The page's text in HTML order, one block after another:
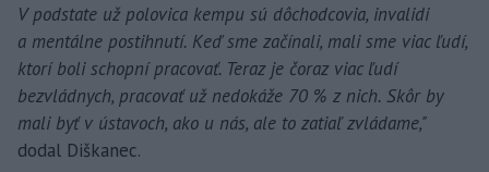
V podstate už polovica kempu sú dôchodcovia, invalidi
a mentálne postihnutí. Keď sme začínali, mali sme viac ľudí,
ktorí boli schopní pracovať. Teraz je čoraz viac ľudí
bezvládnych, pracovať už nedokáže 70 % z nich. Skôr by
mali byť v ústavoch, ako u nás, ale to zatiaľ zvládame,"
dodal Diškanec.